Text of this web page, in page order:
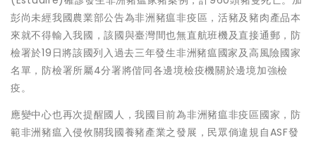
彭尚未經我國農業部公告為非洲豬瘟非疫區，活豬及豬肉產品本
來就不得輸入我國，該國與臺灣間也無直航班機及直接通郵，防
檢署於19日將該國列入過去三年發生非洲豬瘟國家及高風險國家
名單，防檢署所屬4分署將偕同各邊境檢疫機關於邊境加強檢
疫。
應變中心也再次提醒國人，我國目前為非洲豬瘟非疫區國家，防
範非洲豬瘟入侵攸關我國養豬產業之發展，民眾倘違規自ASF發